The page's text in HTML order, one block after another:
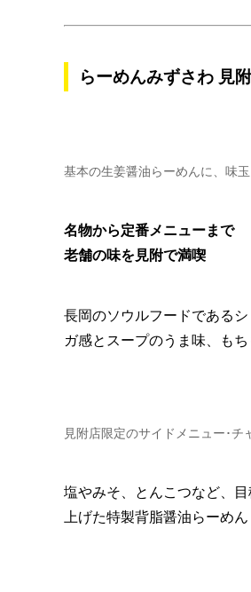
らーめんみずさわ 見
基本の生姜醤油らーめんに、味
名物から定番メニューまで
老舗の味を見附で満喫
長岡のソウルフードである
ガ感とスープのうま味、も
見附店限定のサイドメニュー･チ
塩やみそ、とんこつなど、
上げた特製背脂醤油らーめ